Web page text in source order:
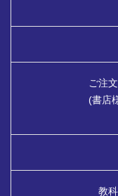
ご注
(書店
教